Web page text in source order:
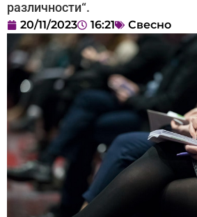
различности“.
20/11/2023 16:21 Свесно